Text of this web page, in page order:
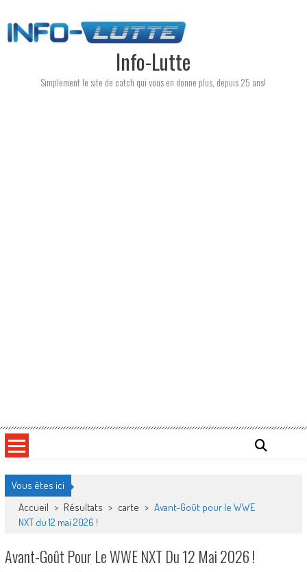
to
content
Info-Lutte
Simplement le site de catch qui vous en donne plus, depuis 25 ans!
Vous êtes ici
Accueil > Résultats > carte > Avant-Goût pour le WWE
NXT du 12 mai 2026 !
Avant-Goût Pour Le WWE NXT Du 12 Mai 2026 !